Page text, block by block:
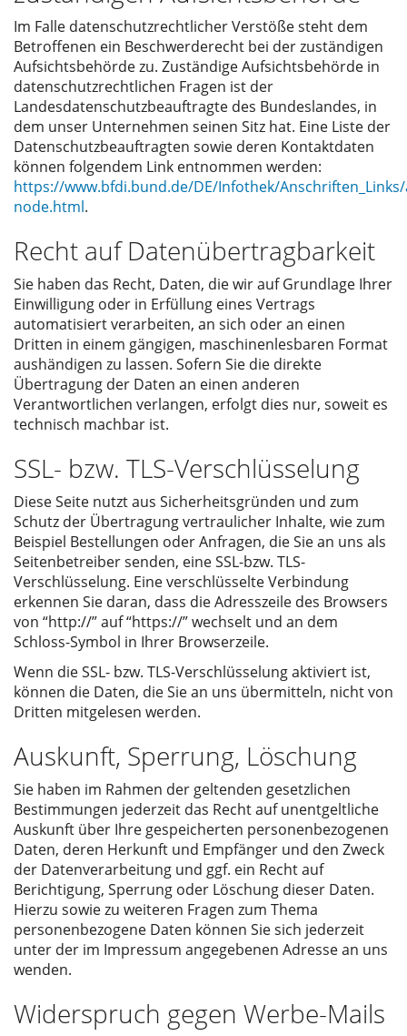
Im Falle datenschutzrechtlicher Verstöße steht dem
Betroffenen ein Beschwerderecht bei der zuständigen
Aufsichtsbehörde zu. Zuständige Aufsichtsbehörde in
datenschutzrechtlichen Fragen ist der
Landesdatenschutzbeauftragte des Bundeslandes, in
dem unser Unternehmen seinen Sitz hat. Eine Liste der
Datenschutzbeauftragten sowie deren Kontaktdaten
können folgendem Link entnommen werden:
https://www.bfdi.bund.de/DE/Infothek/
node.html.
Recht auf Datenübertragbarkeit
Sie haben das Recht, Daten, die wir auf Grundlage Ihrer
Einwilligung oder in Erfüllung eines Vertrags
automatisiert verarbeiten, an sich oder an einen
Dritten in einem gängigen, maschinenlesbaren Format
aushändigen zu lassen. Sofern Sie die direkte
Übertragung der Daten an einen anderen
Verantwortlichen verlangen, erfolgt dies nur, soweit es
technisch machbar ist.
SSL- bzw. TLS-Verschlüsselung
Diese Seite nutzt aus Sicherheitsgründen und zum
Schutz der Übertragung vertraulicher Inhalte, wie zum
Beispiel Bestellungen oder Anfragen, die Sie an uns als
Seitenbetreiber senden, eine SSL-bzw. TLS-
Verschlüsselung. Eine verschlüsselte Verbindung
erkennen Sie daran, dass die Adresszeile des Browsers
von “http://” auf “https://” wechselt und an dem
Schloss-Symbol in Ihrer Browserzeile.
Wenn die SSL- bzw. TLS-Verschlüsselung aktiviert ist,
können die Daten, die Sie an uns übermitteln, nicht von
Dritten mitgelesen werden.
Auskunft, Sperrung, Löschung
Sie haben im Rahmen der geltenden gesetzlichen
Bestimmungen jederzeit das Recht auf unentgeltliche
Auskunft über Ihre gespeicherten personenbezogenen
Daten, deren Herkunft und Empfänger und den Zweck
der Datenverarbeitung und ggf. ein Recht auf
Berichtigung, Sperrung oder Löschung dieser Daten.
Hierzu sowie zu weiteren Fragen zum Thema
personenbezogene Daten können Sie sich jederzeit
unter der im Impressum angegebenen Adresse an uns
wenden.
Widerspruch gegen Werbe-Mails